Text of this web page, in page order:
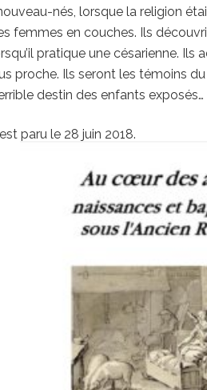
nés, lorsque la religion
femmes en couches. Ils
pratique une césarienne.
proche. Ils seront les témoins
destin des enfants exposés…
paru le 28 juin 2018.